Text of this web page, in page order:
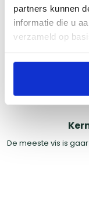
partners kunnen
informatie die u
verzameld op
Hoe meet je de
Bij vis is het meten
bij vlees. De
de temperatuur op
De meeste vis is